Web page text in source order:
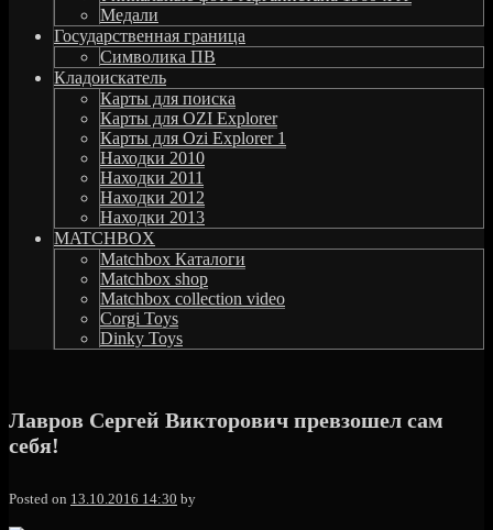
Медали
Государственная граница
Символика ПВ
Кладоискатель
Карты для поиска
Карты для OZI Explorer
Карты для Ozi Explorer 1
Находки 2010
Находки 2011
Находки 2012
Находки 2013
MATCHBOX
Matchbox Каталоги
Matchbox shop
Matchbox collection video
Corgi Toys
Dinky Toys
Лавров Сергей Викторович превзошел сам
себя!
Posted on 13.10.2016 14:30 by